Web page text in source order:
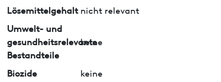
Lösemittelgehalt nicht relevant
Umwelt- und
gesundheitsrelevante
Bestandteile
keine
Biozide
keine